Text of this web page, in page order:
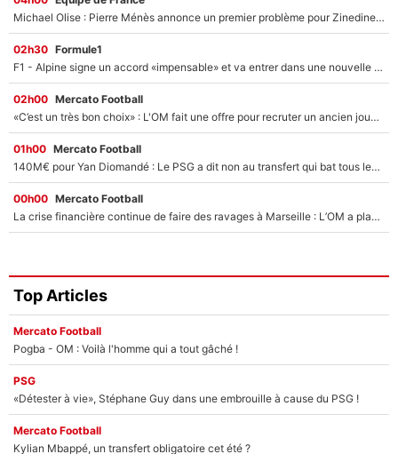
Michael Olise : Pierre Ménès annonce un premier problème pour Zinedine Zidane en équipe de France
02h30 Formule1
F1 - Alpine signe un accord «impensable» et va entrer dans une nouvelle dimension : Grande nouvelle pour Pierre Gasly !
02h00 Mercato Football
«C’est un très bon choix» : L'OM fait une offre pour recruter un ancien joueur du PSG... et c'est validé dans l'After Foot !
01h00 Mercato Football
140M€ pour Yan Diomandé : Le PSG a dit non au transfert qui bat tous les records sur le mercato
00h00 Mercato Football
La crise financière continue de faire des ravages à Marseille : L’OM a placé 12 joueurs sur le marché des transferts… et ça pourrait lui rapporter près de 100M€ !
Top Articles
Mercato Football
Pogba - OM : Voilà l'homme qui a tout gâché !
PSG
«Détester à vie», Stéphane Guy dans une embrouille à cause du PSG !
Mercato Football
Kylian Mbappé, un transfert obligatoire cet été ?